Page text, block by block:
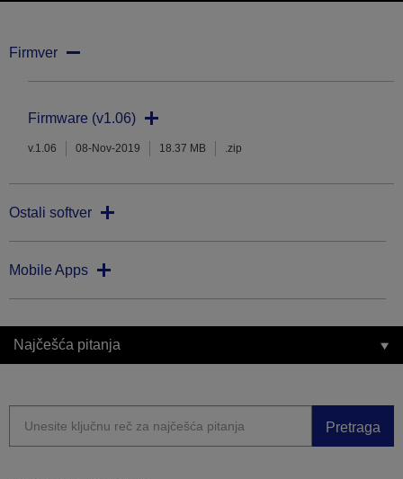
Firmver
Firmware (v1.06)
v.1.06 08-Nov-2019 18.37 MB .zip
Ostali softver
Mobile Apps
Najčešća pitanja
Pretraga